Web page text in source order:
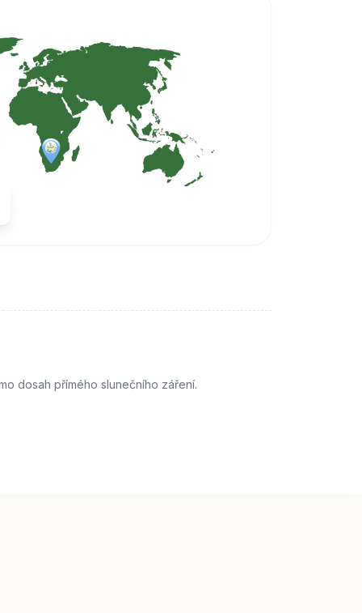
dosah přímého slunečního záření.